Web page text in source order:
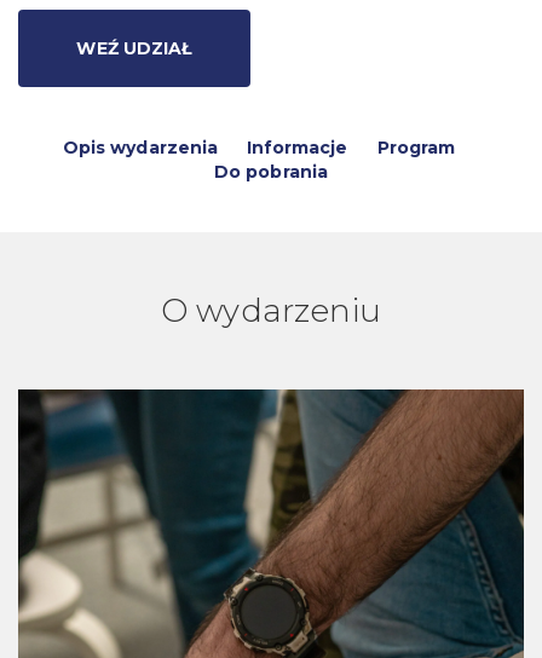
WEŹ UDZIAŁ
Opis wydarzenia Informacje
Program
Do pobrania
O wydarzeniu